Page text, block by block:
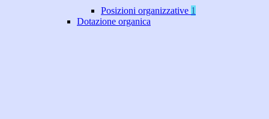
Posizioni organizzative 1
Dotazione organica